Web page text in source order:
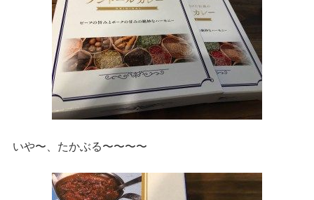
いや〜、たかぶる〜〜〜〜